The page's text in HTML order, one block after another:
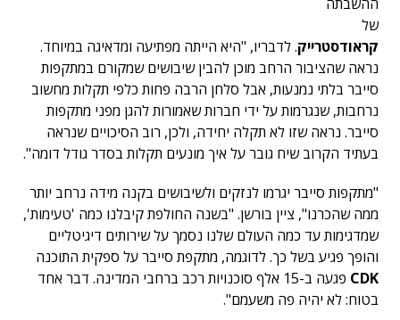
של
קראודסטרייק. לדבריו, "היא הייתה מפתיעה ומדאיגה במיוחד.
נראה שהציבור הרחב מוכן להבין שיבושים שמקורם במתקפות
סייבר בלתי נמנעות, אבל סלחן הרבה פחות כלפי תקלות מחשוב
נרחבות, שנגרמות על ידי חברות שאמורות להגן מפני מתקפות
סייבר. נראה שזו לא תקלה יחידה, ולכן, רוב הסיכויים שנראה
בעתיד הקרוב שיח גובר על איך מונעים תקלות בסדר גודל דומה".
"מתקפות סייבר יגרמו לנזקים ולשיבושים בקנה מידה נרחב יותר
ממה שהכרנו", ציין בורשן. "בשנה החולפת קיבלנו כמה 'טעימות',
שמדגימות עד כמה העולם שלנו נסמך על שירותים דיגיטליים
והופך פגיע בשל כך. לדוגמה, מתקפת סייבר על ספקית התוכנה
CDK
פגעה ב-15 אלף סוכנויות רכב ברחבי המדינה. דבר אחד
בטוח: לא יהיה פה משעמם".